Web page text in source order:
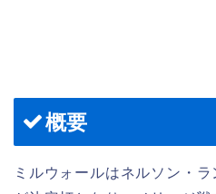
概要
ミルウォールはネルソン・